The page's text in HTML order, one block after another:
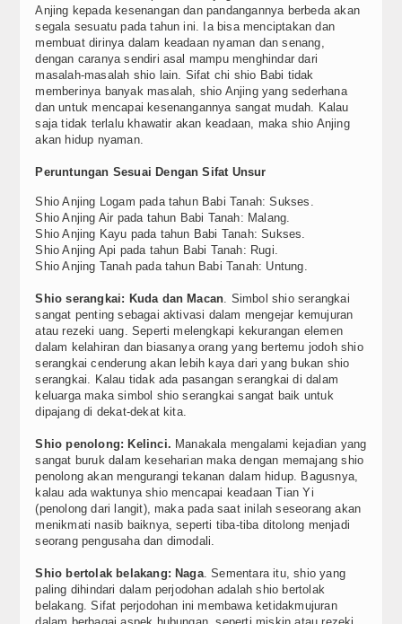
Anjing kepada kesenangan dan pandangannya berbeda akan
segala sesuatu pada tahun ini. Ia bisa menciptakan dan
membuat dirinya dalam keadaan nyaman dan senang,
dengan caranya sendiri asal mampu menghindar dari
masalah-masalah shio lain. Sifat chi shio Babi tidak
memberinya banyak masalah, shio Anjing yang sederhana
dan untuk mencapai kesenangannya sangat mudah. Kalau
saja tidak terlalu khawatir akan keadaan, maka shio Anjing
akan hidup nyaman.
Peruntungan Sesuai Dengan Sifat Unsur
Shio Anjing Logam pada tahun Babi Tanah: Sukses.
Shio Anjing Air pada tahun Babi Tanah: Malang.
Shio Anjing Kayu pada tahun Babi Tanah: Sukses.
Shio Anjing Api pada tahun Babi Tanah: Rugi.
Shio Anjing Tanah pada tahun Babi Tanah: Untung.
Shio serangkai: Kuda dan Macan. Simbol shio serangkai
sangat penting sebagai aktivasi dalam mengejar kemujuran
atau rezeki uang. Seperti melengkapi kekurangan elemen
dalam kelahiran dan biasanya orang yang bertemu jodoh shio
serangkai cenderung akan lebih kaya dari yang bukan shio
serangkai. Kalau tidak ada pasangan serangkai di dalam
keluarga maka simbol shio serangkai sangat baik untuk
dipajang di dekat-dekat kita.
Shio penolong: Kelinci. Manakala mengalami kejadian yang
sangat buruk dalam keseharian maka dengan memajang shio
penolong akan mengurangi tekanan dalam hidup. Bagusnya,
kalau ada waktunya shio mencapai keadaan Tian Yi
(penolong dari langit), maka pada saat inilah seseorang akan
menikmati nasib baiknya, seperti tiba-tiba ditolong menjadi
seorang pengusaha dan dimodali.
Shio bertolak belakang: Naga. Sementara itu, shio yang
paling dihindari dalam perjodohan adalah shio bertolak
belakang. Sifat perjodohan ini membawa ketidakmujuran